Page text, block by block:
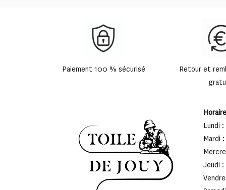
Paiement 100 % sécurisé
Retour et
Lundi
Mardi :
Jeudi :